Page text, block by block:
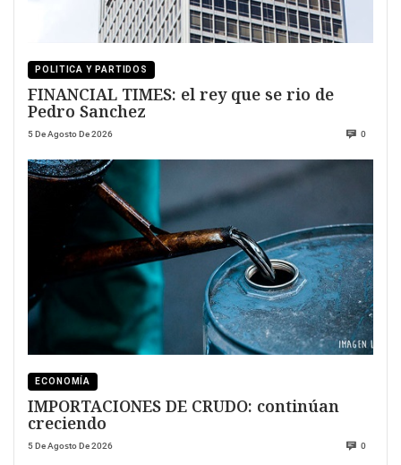
POLITICA Y PARTIDOS
FINANCIAL TIMES: el rey que se rio de
Pedro Sanchez
5 De Agosto De 2026 0
ECONOMÍA
IMPORTACIONES DE CRUDO: continúan
creciendo
5 De Agosto De 2026 0